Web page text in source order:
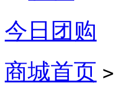
今日团购
商城首页 >